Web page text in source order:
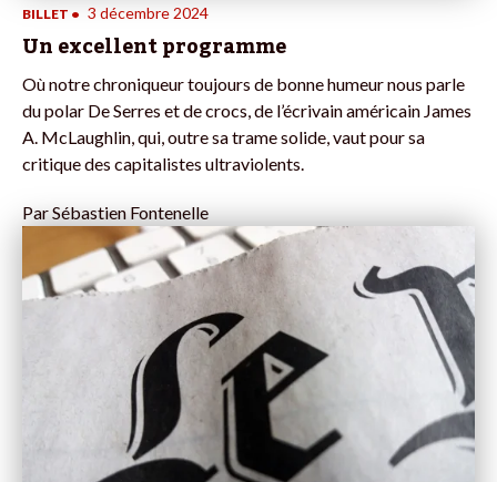
BILLET • 3 décembre 2024
Un excellent programme
Où notre chroniqueur toujours de bonne humeur nous parle
du polar De Serres et de crocs, de l’écrivain américain James
A. McLaughlin, qui, outre sa trame solide, vaut pour sa
critique des capitalistes ultraviolents.
ParSébastien Fontenelle